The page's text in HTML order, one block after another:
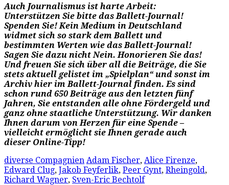
Auch Journalismus ist harte Arbeit:
Unterstützen Sie bitte das Ballett-Journal!
Spenden Sie! Kein Medium in Deutschland
widmet sich so stark dem Ballett und
bestimmten Werten wie das Ballett-Journal!
Sagen Sie dazu nicht Nein. Honorieren Sie das!
Und freuen Sie sich über all die Beiträge, die Sie
stets aktuell gelistet im „Spielplan“ und sonst im
Archiv hier im Ballett-Journal finden. Es sind
schon rund 650 Beiträge aus den letzten fünf
Jahren, Sie entstanden alle ohne Fördergeld und
ganz ohne staatliche Unterstützung. Wir danken
Ihnen darum von Herzen für eine Spende –
vielleicht ermöglicht sie Ihnen gerade auch
dieser Online-Tipp!
diverse Compagnien Adam Fischer, Alice Firenze,
Edward Clug, Jakob Feyferlik, Peer Gynt, Rheingold,
Richard Wagner, Sven-Eric Bechtolf